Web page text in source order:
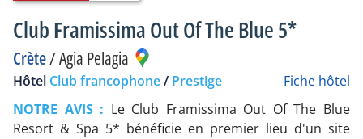
Club Framissima Out Of The Blue 5*
Crète/Agia Pelagia
Hôtel Club francophone/ Prestige
Fiche hôtel
NOTRE AVIS : Le Club Framissima Out Of The Blue
Resort & Spa 5* bénéficie en premier lieu d'un site